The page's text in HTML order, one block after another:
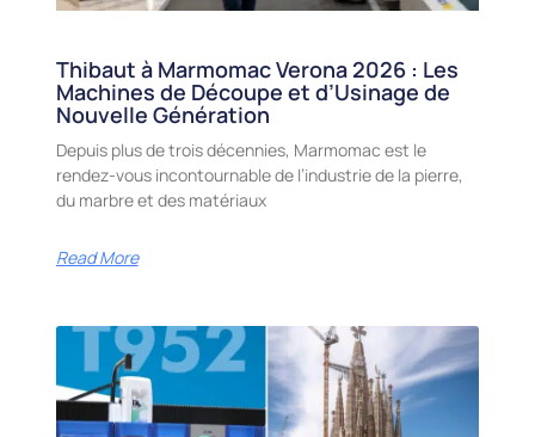
Thibaut à Marmomac Verona 2026 : Les
Machines de Découpe et d’Usinage de
Nouvelle Génération
Depuis plus de trois décennies, Marmomac est le
rendez-vous incontournable de l’industrie de la pierre,
du marbre et des matériaux
Read More